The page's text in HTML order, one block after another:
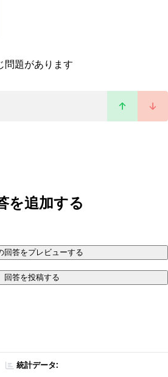
問題があります
を追加する
回答をプレビューする
回答を投稿する
統計データ: